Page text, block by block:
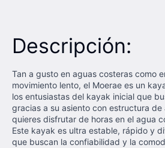
Descripción:
Tan a gusto en aguas costeras como
movimiento lento, el Moerae es un
los entusiastas del kayak inicial que
gracias a su asiento con estructura de
quieres disfrutar de horas en el agua
Este kayak es ultra estable, rápido y
que buscan la confiabilidad y la